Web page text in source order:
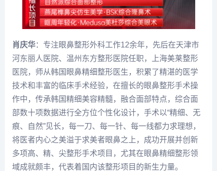
肖庆华：专注眼鼻整形外科工作12余年，先后在天津市
河东丽人医院、温州东方整形医院任职，上海美莱整形
医院，师从韩国眼鼻精细整形医生，积累了精湛的医学
技术和丰富的临床手术经验，在擅长的眼鼻整形手术操
作中，传承韩国精细美容精髓，融合面部特点，综合面
部数十项数据进行全方位个性化设计，手术以“精细、无
痕、自然”见长，每一刀、每一针、每一线都力求理想，
将医者内心之美溢于求美者眼鼻之上，成功开展并创新
多项高、精、尖整形手术项目，尤其在眼鼻精细整形领
域成就颇丰，代表着国内该整形项目的新生力量。